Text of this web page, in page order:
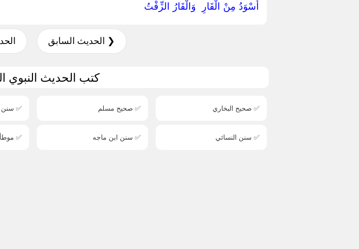
أَسْوَدُ مِنْ الْقَارِ ‏ ‏وَالْقَارُ الزِّفْتُ ‏
❮ الحديث السابق
كتب الحديث النبوي
✅ صحيح البخاري ✅ صحيح مسلم ✅ سنن
✅ سنن النسائي ✅ سنن ابن ماجه ✅